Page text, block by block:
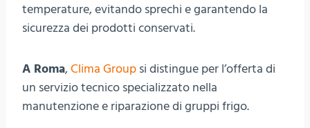
temperature, evitando sprechi e garantendo la
sicurezza dei prodotti conservati.
A Roma,Clima Group si distingue per l’offerta di
un servizio tecnico specializzato nella
manutenzione e riparazione di gruppi frigo.